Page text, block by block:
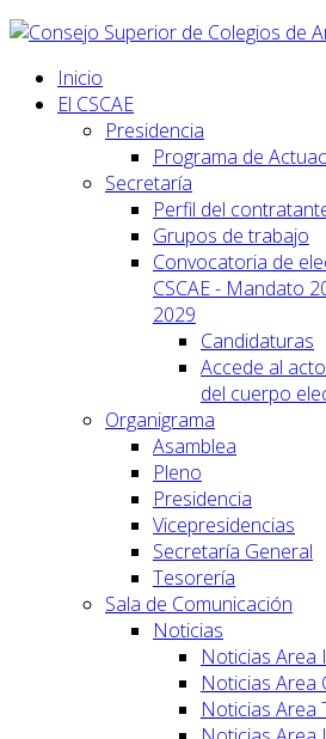
Inicio
El CSCAE
Presidencia
Programa de
Secretaría
Perfil del
Grupos de trabajo
Convocatoria de
CSCAE - Mandato
2029
Candidaturas
Accede al
del cuerpo
Organigrama
Asamblea
Pleno
Presidencia
Vicepresidencias
Secretaría General
Tesorería
Sala de Comunicación
Noticias
Noticias Area
Noticias Area
Noticias Area